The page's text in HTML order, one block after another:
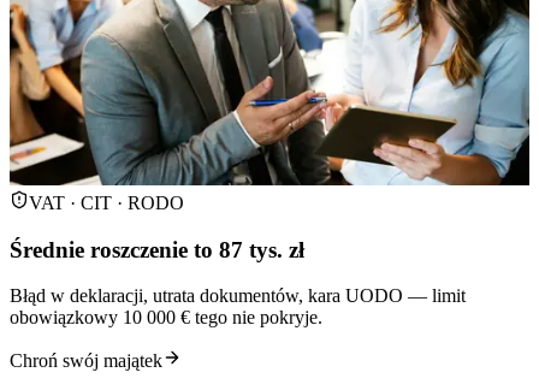
VAT · CIT · RODO
Średnie roszczenie to 87 tys. zł
Błąd w deklaracji, utrata dokumentów, kara UODO — limit
obowiązkowy 10 000 € tego nie pokryje.
Chroń swój majątek